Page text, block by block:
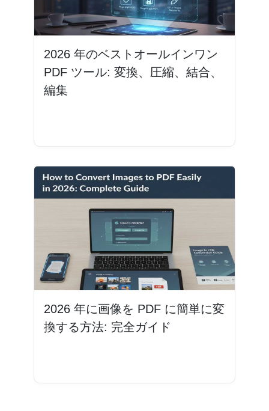
2026 年のベストオールインワン
PDF ツール: 変換、圧縮、結合、
編集
2026 年に画像を PDF に簡単に変
換する方法: 完全ガイド